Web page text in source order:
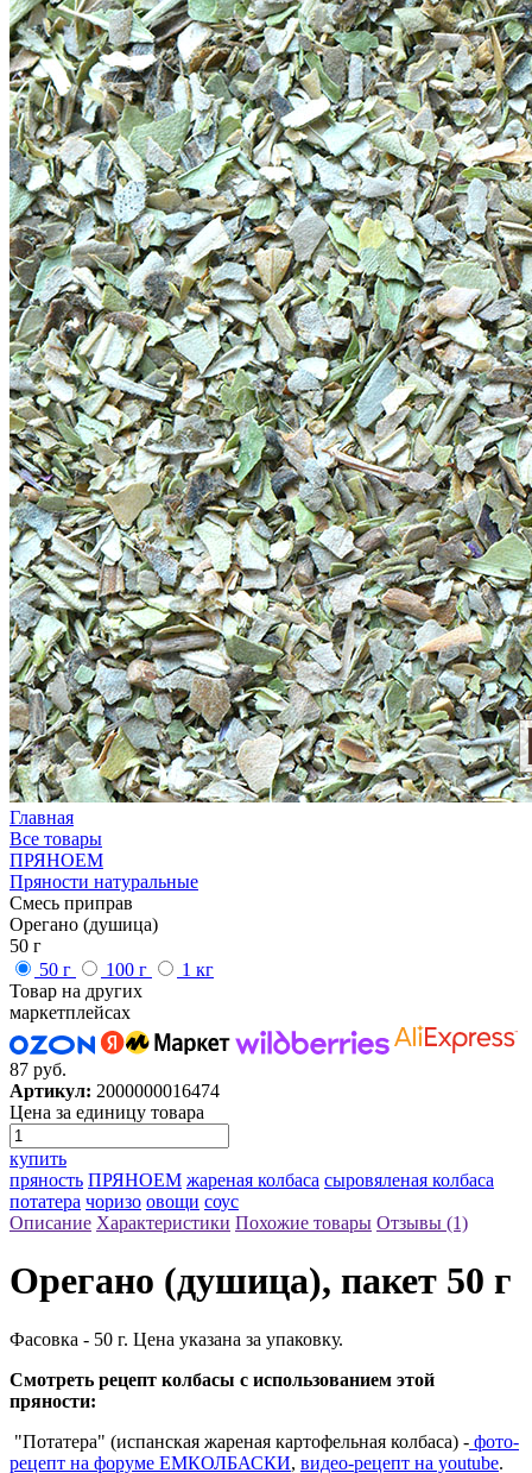
Главная
Все товары
ПРЯНОЕМ
Пряности натуральные
Смесь приправ
Орегано (душица)
50 г
50 г
100 г
1 кг
Товар на других
маркетплейсах
87 руб.
Артикул: 2000000016474
Цена за единицу товара
купить
пряность ПРЯНОЕМ жареная колбаса сыровяленая колбаса
потатера чоризо овощи соус
Описание Характеристики Похожие товары Отзывы (1)
Орегано (душица), пакет 50 г
Фасовка - 50 г. Цена указана за упаковку.
Смотреть рецепт колбасы с использованием этой
пряности:
"Потатера" (испанская жареная картофельная колбаса) - фото-
рецепт на форуме ЕМКОЛБАСКИ, видео-рецепт на youtube.